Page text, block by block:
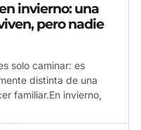
invierno: una
pero nadie
solo caminar: es
distinta de una
familiar.En invierno,